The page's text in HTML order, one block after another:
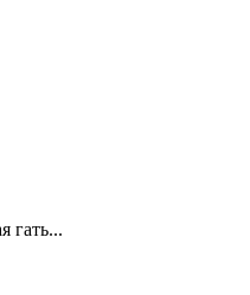
гать...